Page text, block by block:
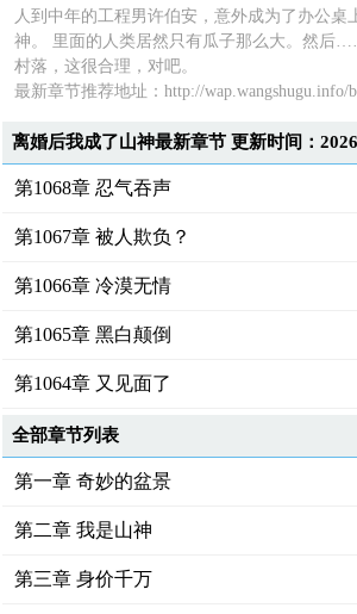
人到中年的工程男许伯安，意外成为了办公桌
神。 里面的人类居然只有瓜子那么大。然后
村落，这很合理，对吧。
最新章节推荐地址：http://wap.wangshugu.info/
离婚后我成了山神最新章节 更新时间：
第1068章 忍气吞声
第1067章 被人欺负？
第1066章 冷漠无情
第1065章 黑白颠倒
第1064章 又见面了
全部章节列表
第一章 奇妙的盆景
第二章 我是山神
第三章 身价千万